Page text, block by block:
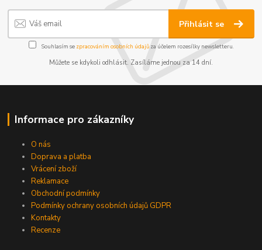
Přihlásit se
Souhlasím se zpracováním osobních údajůza účelem rozesílky newsletteru.
Můžete se kdykoli odhlásit. Zasíláme jednou za 14 dní.
Informace pro zákazníky
O nás
Doprava a platba
Vrácení zboží
Reklamace
Obchodní podmínky
Podmínky ochrany osobních údajů GDPR
Kontakty
Recenze